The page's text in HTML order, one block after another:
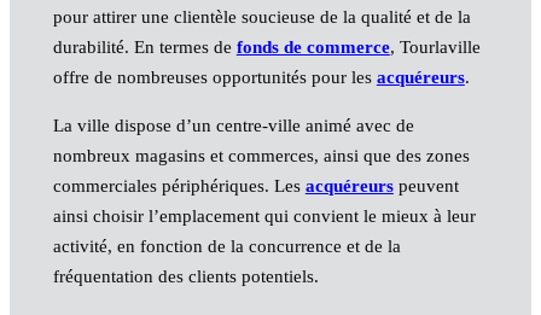
pour attirer une clientèle soucieuse de la qualité et de la
durabilité. En termes de fonds de commerce, Tourlaville
offre de nombreuses opportunités pour les acquéreurs.
La ville dispose d’un centre-ville animé avec de
nombreux magasins et commerces, ainsi que des zones
commerciales périphériques. Les acquéreurspeuvent
ainsi choisir l’emplacement qui convient le mieux à leur
activité, en fonction de la concurrence et de la
fréquentation des clients potentiels.